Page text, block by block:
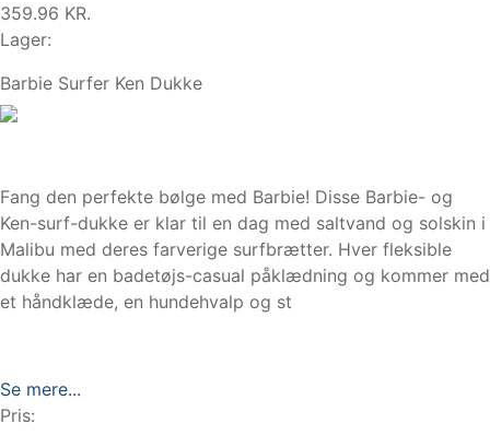
359.96 KR.
Lager:
Barbie Surfer Ken Dukke
Fang den perfekte bølge med Barbie! Disse Barbie- og
Ken-surf-dukke er klar til en dag med saltvand og solskin i
Malibu med deres farverige surfbrætter. Hver fleksible
dukke har en badetøjs-casual påklædning og kommer med
et håndklæde, en hundehvalp og st
Se mere...
Pris: